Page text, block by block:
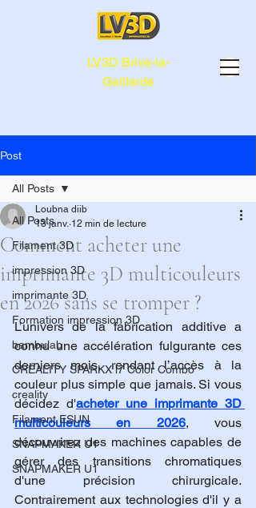
LV3D Brive-la-
Gaillarde
Post
All Posts
Filament 3D
impression 3D
imprimante 3D,
Formation impression 3D
bambulab
CREALITY SPARKX i7 Color Combo
creality
Filament ESUN
SNAPMAKER U1
SNAPMAKER U1
All Posts
Comment acheter une
imprimante 3D multicouleurs
en 2026 sans se tromper ?
Loubna diib
13 janv. 12 min de lecture
L’univers de la fabrication additive a
connu une accélération fulgurante ces
derniers mois, rendant l’accès à la
couleur plus simple que jamais. Si vous
décidez d'acheter une imprimante 3D
multicouleurs en 2026, vous
découvrirez des machines capables de
gérer des transitions chromatiques
d'une précision chirurgicale.
Contrairement aux technologies d'il y a